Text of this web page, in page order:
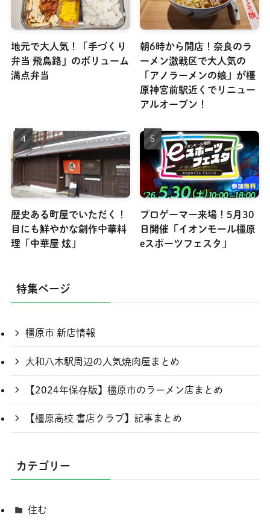
地元で大人気！「手づくり
弁当 飛鳥路」のボリューム
満点弁当
朝6時から開店！奈良のラ
ーメン激戦区で大人気の
「アノラーメンの娘」が橿
原神宮前駅近くでリニュー
アルオープン！
歴史ある町屋でいただく！
目にも鮮やかな創作中華料
理「中華屋 炫」
プロゲーマー来場！5月30
日開催「イオンモール橿原
eスポーツフェスタ」
特集ページ
橿原市 新店情報
大和八木駅周辺の人気焼肉屋まとめ
【2024年保存版】橿原市のラーメン店まとめ
【橿原高校 書店クラブ】記事まとめ
カテゴリー
住む